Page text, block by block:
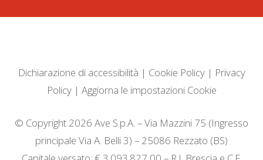
Dichiarazione di accessibilità | Cookie Policy| Privacy
Policy| Aggiorna le impostazioni Cookie
© Copyright 2026 Ave S.p.A. – Via Mazzini 75 (Ingresso
principale Via A. Belli 3) – 25086 Rezzato (BS)